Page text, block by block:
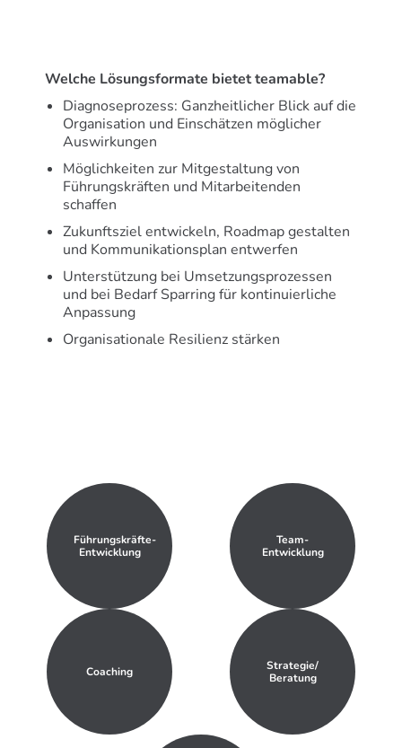
Welche Lösungsformate bietet teamable?
Diagnoseprozess: Ganzheitlicher Blick auf die
Organisation und Einschätzen möglicher
Auswirkungen
Möglichkeiten zur Mitgestaltung von
Führungskräften und Mitarbeitenden
schaffen
Zukunftsziel entwickeln, Roadmap gestalten
und Kommunikationsplan entwerfen
Unterstützung bei Umsetzungsprozessen
und bei Bedarf Sparring für kontinuierliche
Anpassung
Organisationale Resilienz stärken
Führungskräfte-
Entwicklung
Team-
Entwicklung
Coaching
Strategie/
Beratung